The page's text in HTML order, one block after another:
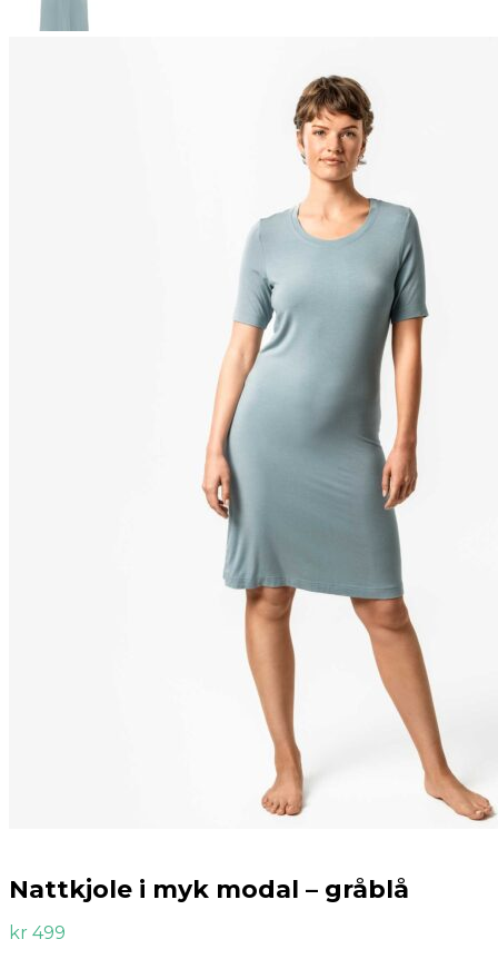
Nattkjole i myk modal – gråblå
kr 499